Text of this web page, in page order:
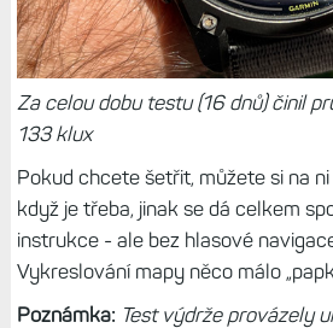
Za celou dobu testu (16 dnů) činil
133 klux
Pokud chcete šetřit, můžete si na
když je třeba, jinak se dá celkem
instrukce - ale bez hlasové
Vykreslování mapy něco málo
Poznámka: Test výdrže provázely